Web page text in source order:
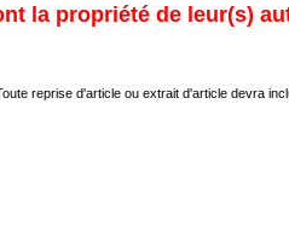
la propriété de leur(s)
reprise d'article ou extrait d'article devra